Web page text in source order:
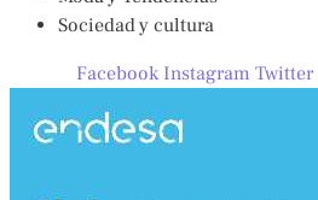
Sociedad y cultura
Facebook Instagram Twitter